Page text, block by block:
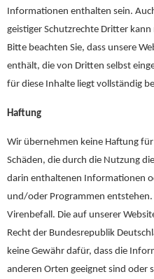
Informationen enthalten sein.
geistiger Schutzrechte Dritter
Bitte beachten Sie, dass unsere
enthält, die von Dritten selbst
für diese Inhalte liegt vollständig
Haftung
Wir übernehmen keine Haftung
Schäden, die durch die Nutzung
darin enthaltenen Informationen
und/oder Programmen
Virenbefall. Die auf unserer
Recht der Bundesrepublik
keine Gewähr dafür, dass die
anderen Orten geeignet sind oder